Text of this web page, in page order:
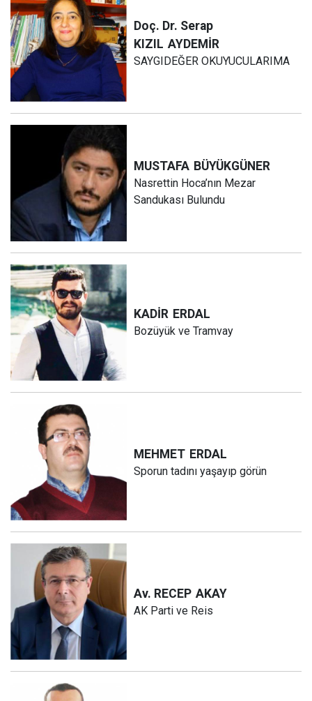
Doç. Dr. Serap
KIZIL AYDEMİR
SAYGIDEĞER OKUYUCULARIMA
MUSTAFA BÜYÜKGÜNER
Nasrettin Hoca’nın Mezar
Sandukası Bulundu
KADİR ERDAL
Bozüyük ve Tramvay
MEHMET ERDAL
Sporun tadını yaşayıp görün
Av. RECEP AKAY
AK Parti ve Reis